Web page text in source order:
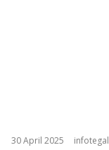
30 April 2025 infotegal